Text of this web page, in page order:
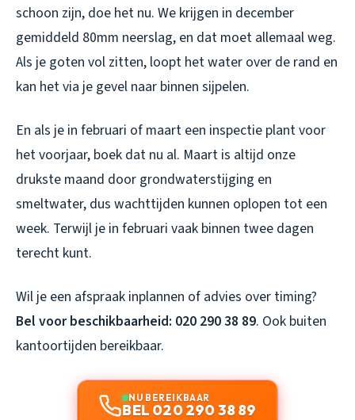
schoon zijn, doe het nu. We krijgen in december
gemiddeld 80mm neerslag, en dat moet allemaal weg.
Als je goten vol zitten, loopt het water over de rand en
kan het via je gevel naar binnen sijpelen.
En als je in februari of maart een inspectie plant voor
het voorjaar, boek dat nu al. Maart is altijd onze
drukste maand door grondwaterstijging en
smeltwater, dus wachttijden kunnen oplopen tot een
week. Terwijl je in februari vaak binnen twee dagen
terecht kunt.
Wil je een afspraak inplannen of advies over timing?
Bel voor beschikbaarheid: 020 290 38 89. Ook buiten
kantoortijden bereikbaar.
NU BEREIKBAAR
BEL 020 290 38 89